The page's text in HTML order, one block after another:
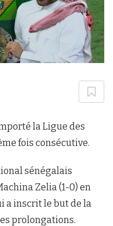
la Ligue des
fois consécutive.
sénégalais
Zelia (1-0) en
a inscrit le but de la
prolongations.